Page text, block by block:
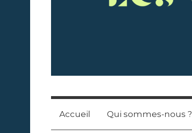
L
e
é
Accueil Qui sommes-nous ?